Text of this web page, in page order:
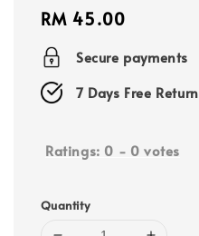
Regular
price
RM 45.00
Secure payments
7 Days Free Return
Ratings: 0 - 0 votes
Quantity